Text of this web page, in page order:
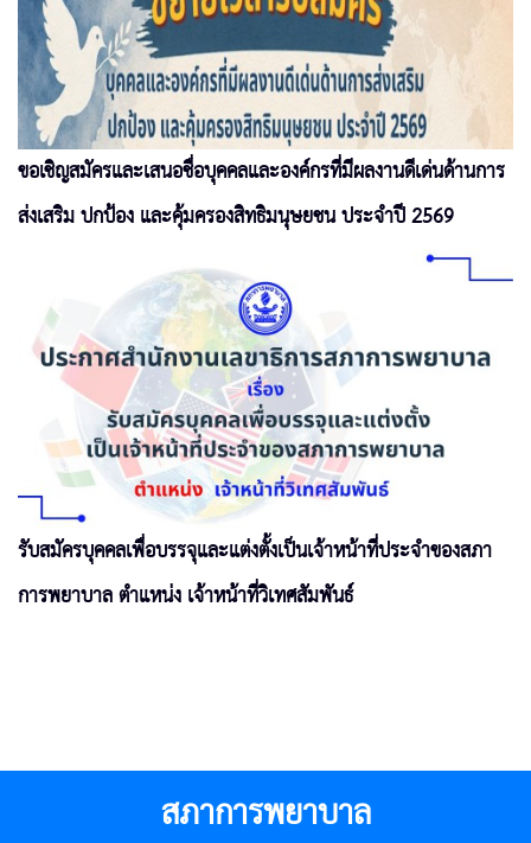
ขอเชิญสมัครและเสนอชื่อบุคคลและองค์กรที่มีผลงานดีเด่นด้านการ
ส่งเสริม ปกป้อง และคุ้มครองสิทธิมนุษยชน ประจำปี 2569
รับสมัครบุคคลเพื่อบรรจุและแต่งตั้งเป็นเจ้าหน้าที่ประจำของสภา
การพยาบาล ตำแหน่ง เจ้าหน้าที่วิเทศสัมพันธ์
สภาการพยาบาล